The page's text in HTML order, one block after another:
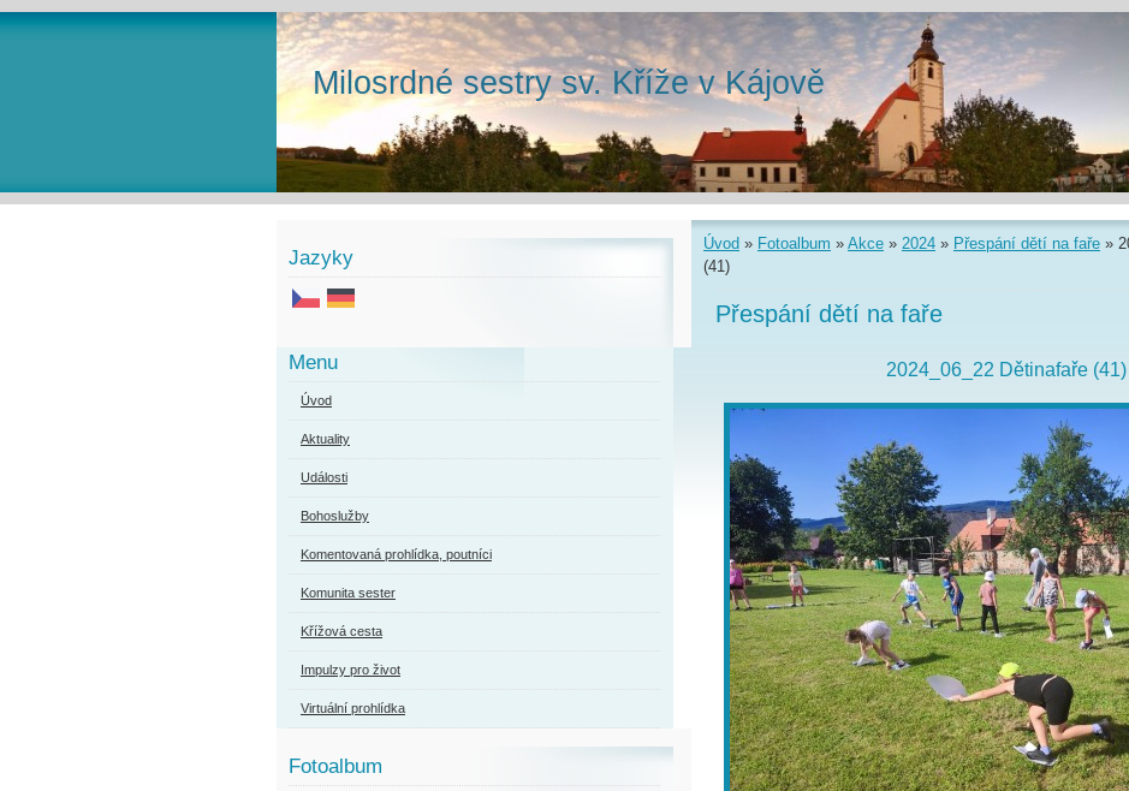
Milosrdné sestry sv. Kříže v Kájově
Úvod » Fotoalbum » Akce » 2024 » Přespání dětí na faře »
(41)
Přespání dětí na faře
2024_06_22 Dětinafaře (41)
Jazyky
Menu
Úvod
Aktuality
Události
Bohoslužby
Komentovaná prohlídka, poutníci
Komunita sester
Křížová cesta
Impulzy pro život
Virtuální prohlídka
Fotoalbum